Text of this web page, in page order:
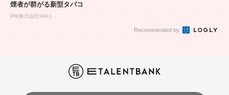
煙者が群がる新型タバコ
PR(株式会社HAL)
Recommended by